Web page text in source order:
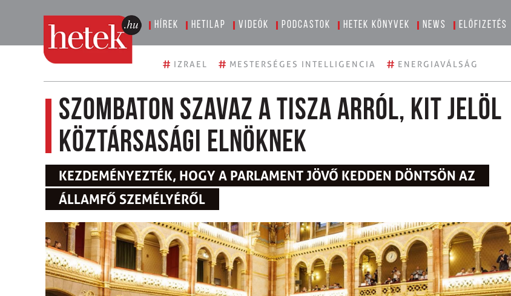
Hírek Hetilap Videók Podcastok Hetek könyvek News Előfizetés
# IZRAEL # MESTERSÉGES INTELLIGENCIA # ENERGIAVÁLSÁG
Szombaton szavaz a Tisza arról, kit jelöl
köztársasági elnöknek
KEZDEMÉNYEZTÉK, HOGY A PARLAMENT JÖVŐ KEDDEN DÖNTSÖN AZ
ÁLLAMFŐ SZEMÉLYÉRŐL